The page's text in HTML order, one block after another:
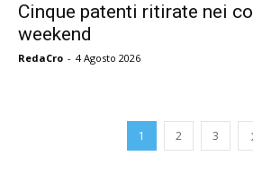
Cinque patenti ritirate nei
weekend
RedaCro - 4 Agosto 2026
1 2 3